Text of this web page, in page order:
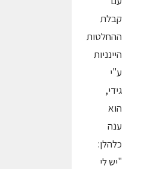
קבלת
ההחלטות
היינניות
ע"י
גידי,
הוא
ענה
כלהלן:
"יש לי